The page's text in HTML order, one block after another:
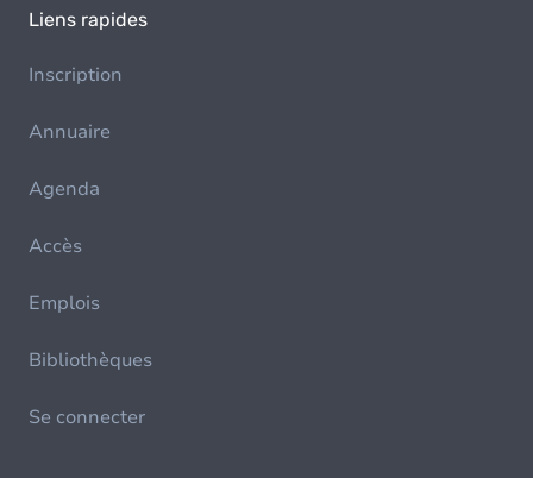
Liens rapides
Inscription
Annuaire
Agenda
Accès
Emplois
Bibliothèques
Se connecter